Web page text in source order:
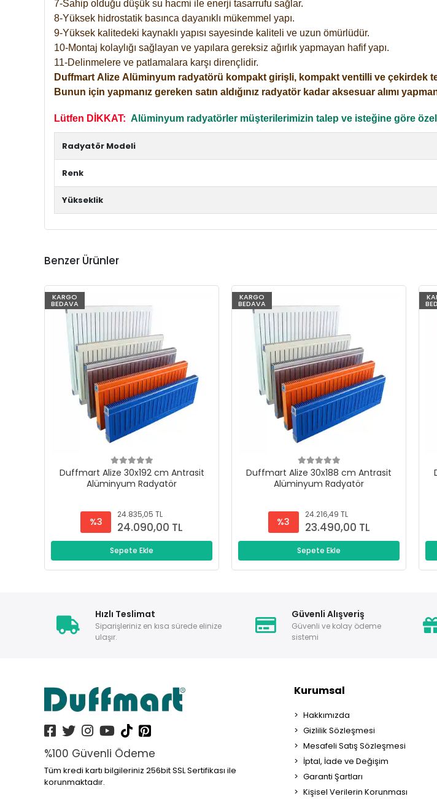
7-Sahip olduğu düşük su hacmi ile enerji tasarrufu sağlar.
8-Yüksek hidrostatik basınca dayanıklı mükemmel yapı.
9-Yüksek kalitedeki kaynaklı yapısı sayesinde kaliteli ve uzun ömürlüdür.
10-Montaj kolaylığı sağlayan ve yapılara gereksiz ağırlık yapmayan hafif yapı.
11-Delinmelere ve patlamalara karşı dirençlidir.
Duffmart Alize Alüminyum radyatörü kompakt girişli, kompakt ventilli ve çekirdek
Bunun için yapmanız gereken satın aldığınız radyatör kadar aksesuar alımı
Lütfen DİKKAT: Alüminyum radyatörler müşterilerimizin talep ve isteğine göre
Radyatör Modeli
Renk
Yükseklik
Benzer Ürünler
KARGO
BEDAVA
Duffmart Alize 30x192 cm Antrasit
Alüminyum Radyatör
%3
24.835,05 TL
24.090,00 TL
Sepete Ekle
KARGO
BEDAVA
Duffmart Alize 30x188 cm Antrasit
Alüminyum Radyatör
%3
24.216,49 TL
23.490,00 TL
Sepete Ekle
Hızlı Teslimat
Siparişleriniz en kısa sürede elinize
ulaşır.
Güvenli Alışveriş
Güvenli ve kolay ödeme
sistemi
%100 Güvenli Ödeme
Tüm kredi kartı bilgileriniz 256bit SSL Sertifikası ile
korunmaktadır.
Kurumsal
Hakkımızda
Gizlilik Sözleşmesi
Mesafeli Satış Sözleşmesi
İptal, İade ve Değişim
Garanti Şartları
Kişisel Verilerin Korunması